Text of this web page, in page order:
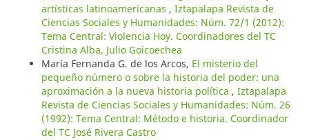
artísticas latinoamericanas , Iztapalapa Revista de
Ciencias Sociales y Humanidades: Núm. 72/1 (2012):
Tema Central: Violencia Hoy. Coordinadores del TC
Cristina Alba, Julio Goicoechea
María Fernanda G. de los Arcos, El misterio del
pequeño número o sobre la historia del poder: una
aproximación a la nueva historia política , Iztapalapa
Revista de Ciencias Sociales y Humanidades: Núm. 26
(1992): Tema Central: Método e historia. Coordinador
del TC José Rivera Castro